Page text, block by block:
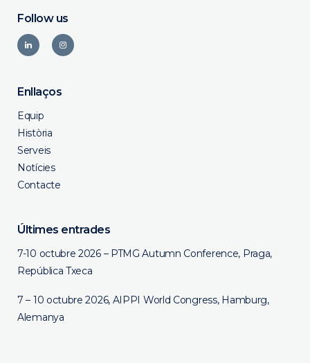
Follow us
Enllaços
Equip
Història
Serveis
Notícies
Contacte
Últimes entrades
7-10 octubre 2026 – PTMG Autumn Conference, Praga,
República Txeca
7 – 10 octubre 2026, AIPPI World Congress, Hamburg,
Alemanya